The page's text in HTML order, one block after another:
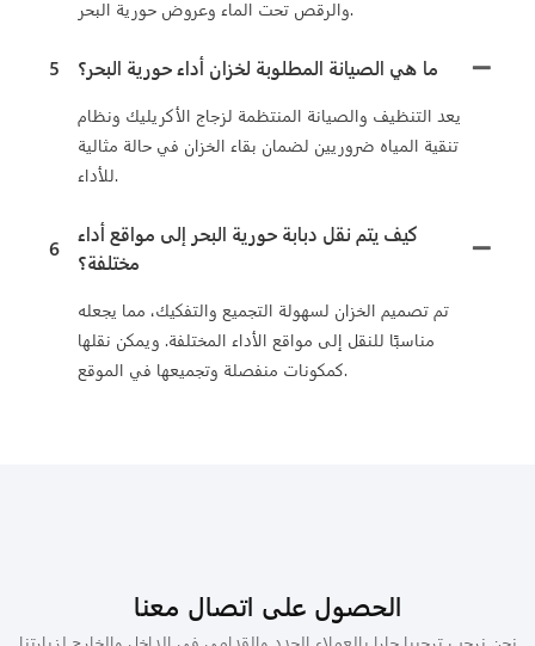
والرقص تحت الماء وعروض حورية البحر.
5 ما هي الصيانة المطلوبة لخزان أداء حورية البحر؟
يعد التنظيف والصيانة المنتظمة لزجاج الأكريليك ونظام
تنقية المياه ضروريين لضمان بقاء الخزان في حالة مثالية
للأداء.
6
كيف يتم نقل دبابة حورية البحر إلى مواقع أداء
مختلفة؟
تم تصميم الخزان لسهولة التجميع والتفكيك، مما يجعله
مناسبًا للنقل إلى مواقع الأداء المختلفة. ويمكن نقلها
كمكونات منفصلة وتجميعها في الموقع.
الحصول على اتصال معنا